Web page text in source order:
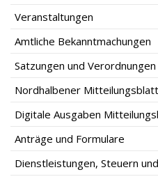
Veranstaltungen
Amtliche Bekanntmachungen
Satzungen und Verordnungen
Nordhalbener Mitteilungsblatt
Digitale Ausgaben
Anträge und Formulare
Dienstleistungen, Steuern